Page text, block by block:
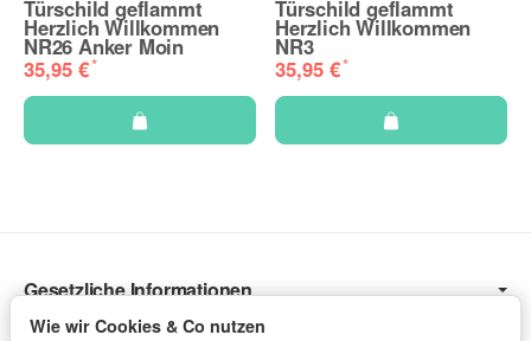
Türschild geflammt
Herzlich Willkommen
NR26 Anker Moin
35,95 €*
Türschild geflammt
Herzlich Willkommen
NR3
35,95 €*
Gesetzliche Informationen
Wir Versenden mit
Wie wir Cookies & Co nutzen